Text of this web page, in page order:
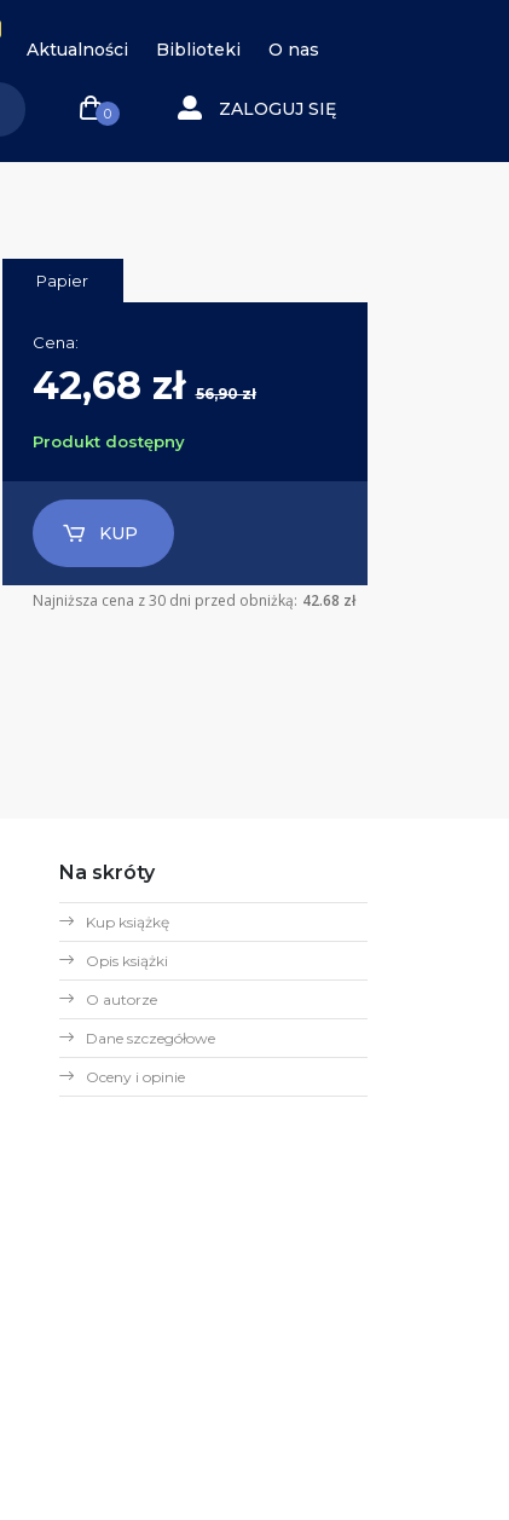
Aktualności Biblioteki O nas
0 ZALOGUJ SIĘ
Papier
Cena:
42,68 zł56,90 zł
Produkt dostępny
KUP
Najniższa cena z 30 dni przed obniżką: 42.68 zł
Na skróty
Kup książkę
Opis książki
O autorze
Dane szczegółowe
Oceny i opinie